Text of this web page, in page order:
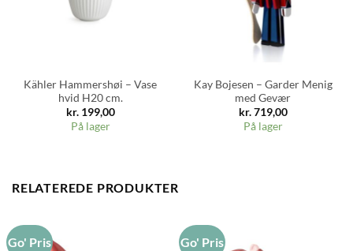
Kähler Hammershøi – Vase
hvid H20 cm.
kr.199,00
På lager
Kay Bojesen – Garder Menig
med Gevær
kr.719,00
På lager
RELATEREDE PRODUKTER
Go' Pris Go' Pris